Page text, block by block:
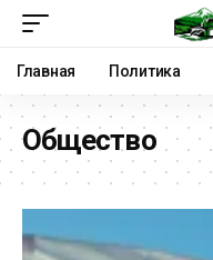
Главная Политика
Общество